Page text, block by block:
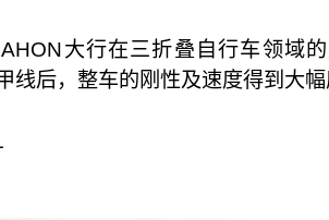
大行在三折叠自行车领域
线后，整车的刚性及速度得到大